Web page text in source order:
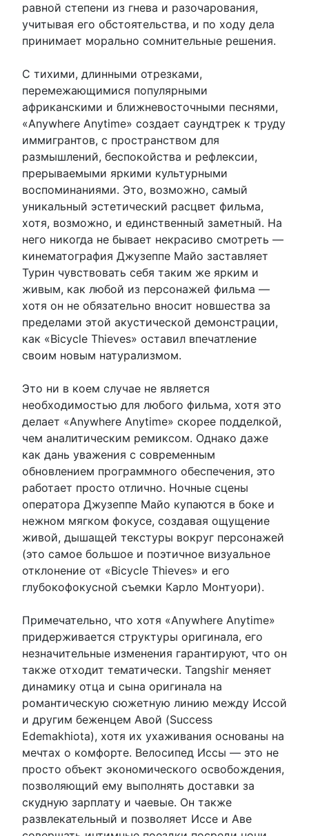
равной степени из гнева и разочарования,
учитывая его обстоятельства, и по ходу дела
принимает морально сомнительные решения.
С тихими, длинными отрезками,
перемежающимися популярными
африканскими и ближневосточными песнями,
«Anywhere Anytime» создает саундтрек к труду
иммигрантов, с пространством для
размышлений, беспокойства и рефлексии,
прерываемыми яркими культурными
воспоминаниями. Это, возможно, самый
уникальный эстетический расцвет фильма,
хотя, возможно, и единственный заметный. На
него никогда не бывает некрасиво смотреть —
кинематография Джузеппе Майо заставляет
Турин чувствовать себя таким же ярким и
живым, как любой из персонажей фильма —
хотя он не обязательно вносит новшества за
пределами этой акустической демонстрации,
как «Bicycle Thieves» оставил впечатление
своим новым натурализмом.
Это ни в коем случае не является
необходимостью для любого фильма, хотя это
делает «Anywhere Anytime» скорее подделкой,
чем аналитическим ремиксом. Однако даже
как дань уважения с современным
обновлением программного обеспечения, это
работает просто отлично. Ночные сцены
оператора Джузеппе Майо купаются в боке и
нежном мягком фокусе, создавая ощущение
живой, дышащей текстуры вокруг персонажей
(это самое большое и поэтичное визуальное
отклонение от «Bicycle Thieves» и его
глубокофокусной съемки Карло Монтуори).
Примечательно, что хотя «Anywhere Anytime»
придерживается структуры оригинала, его
незначительные изменения гарантируют, что он
также отходит тематически. Tangshir меняет
динамику отца и сына оригинала на
романтическую сюжетную линию между Иссой
и другим беженцем Авой (Success
Edemakhiota), хотя их ухаживания основаны на
мечтах о комфорте. Велосипед Иссы — это не
просто объект экономического освобождения,
позволяющий ему выполнять доставки за
скудную зарплату и чаевые. Он также
развлекательный и позволяет Иссе и Аве